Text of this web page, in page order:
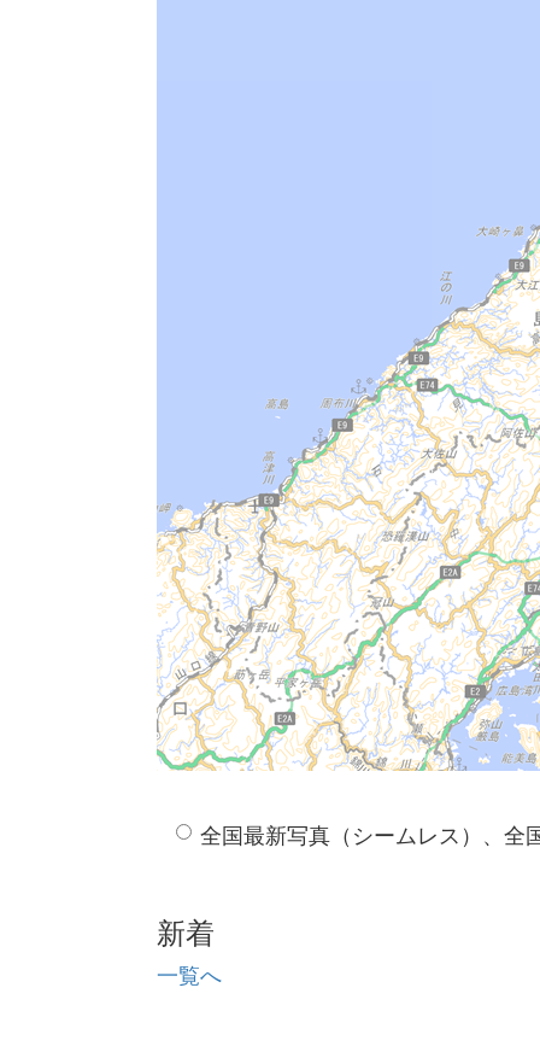
全国最新写真（シームレス）、全
新着
一覧へ